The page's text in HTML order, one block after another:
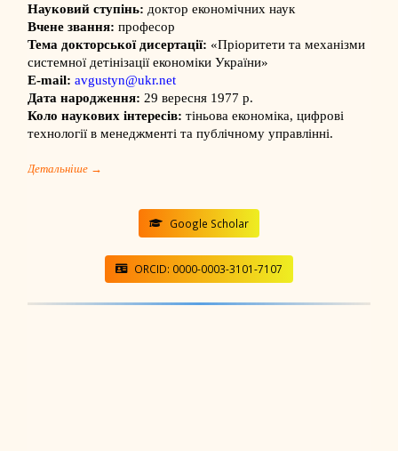
Науковий ступінь: доктор економічних наук
Вчене звання: професор
Тема докторської дисертації: «Пріоритети та механізми
системної детінізації економіки України»
E-mail: avgustyn@ukr.net
Дата народження: 29 вересня 1977 р.
Коло наукових інтересів: тіньова економіка, цифрові
технології в менеджменті та публічному управлінні.
Детальніше →
Google Scholar
ORCID: 0000-0003-3101-7107